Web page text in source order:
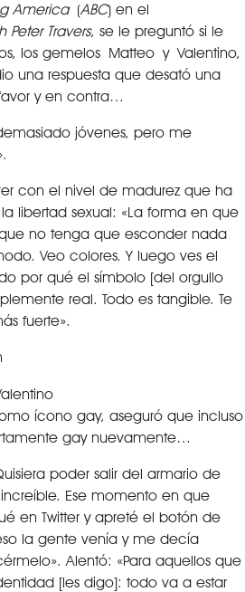
America(ABC) en el
Peter Travers, se le preguntó si le
los gemelos Matteo y Valentino,
una respuesta que desató una
y en contra…
jóvenes, pero me
con el nivel de madurez que ha
libertad sexual: «La forma en que
no tenga que esconder nada
Veo colores. Y luego ves el
por qué el símbolo [del orgullo
real. Todo es tangible. Te
fuerte».
ícono gay, aseguró que incluso
gay nuevamente…
poder salir del armario de
Ese momento en que
en Twitter y apreté el botón de
la gente venía y me decía
Alentó: «Para aquellos que
[les digo]: todo va a estar